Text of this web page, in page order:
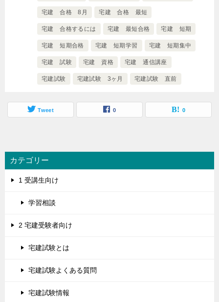
宅建 合格 8月 宅建 合格 最短
宅建 合格するには 宅建 最短合格 宅建 短期
宅建 短期合格 宅建 短期学習 宅建 短期集中
宅建 試験 宅建 資格 宅建 通信講座
宅建試験 宅建試験 3ヶ月 宅建試験 直前
Tweet 0 0
カテゴリー
1 受講生向け
学習相談
2 宅建受験者向け
宅建試験とは
宅建試験よくある質問
宅建試験情報